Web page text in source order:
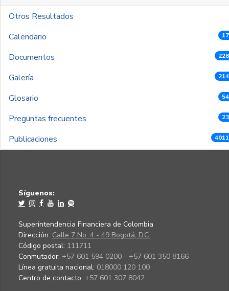
Otros Resultados
Calendario
Documentos
Galería
Glosario
Preguntas frecuentes
Publicaciones
Síguenos:
Superintendencia Financiera de Colombia
Dirección: Calle 7 No. 4 - 49 Bogotá, D.C.
Código postal: 111711
Conmutador: +57 601 594 0200 - +57 601 350 8166
Línea gratuita nacional: 018000 120 100
Centro de contacto: +57 601 307 8042